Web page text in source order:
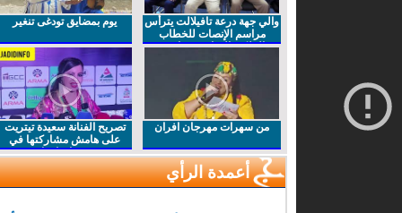
والي جهة درعة تافيلالت يترأس
مراسم الإنصات للخطاب
الملكي السامي بمناسبة
يوم بمضايق تودغى تنغير
من سهرات مهرجان افران
تصريح الفنانة سعيدة تيتريت
على هامش مشاركتها في
مهرجان افران
أعمدة الرأي